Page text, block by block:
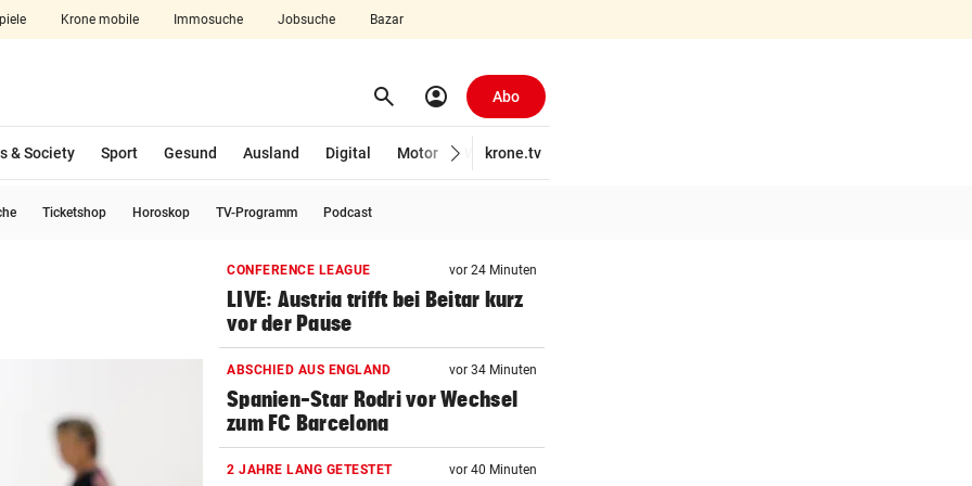
Krone mobile Immosuche Jobsuche Bazar
aufklappen search Suchen
account_circle Abo
& Society Sport Gesund Ausland Digital Motor Wirtschaft
krone.tv
Ticketshop Horoskop TV-Programm Podcast
CONFERENCE LEAGUE vor 24 Minuten
LIVE: Austria trifft bei Beitar kurz
vor der Pause
ABSCHIED AUS ENGLAND vor 34 Minuten
Spanien-Star Rodri vor Wechsel
zum FC Barcelona
2 JAHRE LANG GETESTET vor 40 Minuten